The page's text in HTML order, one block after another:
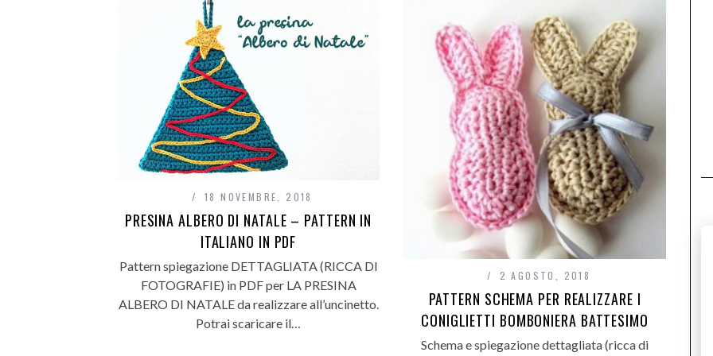
18 NOVEMBRE, 2018
PRESINA ALBERO DI NATALE – PATTERN IN
ITALIANO IN PDF
Pattern spiegazione DETTAGLIATA (RICCA DI
FOTOGRAFIE) in PDF per LA PRESINA
ALBERO DI NATALE da realizzare all’uncinetto.
Potrai scaricare il…
2 AGOSTO, 2018
PATTERN SCHEMA PER REALIZZARE I
CONIGLIETTI BOMBONIERA BATTESIMO
Schema e spiegazione dettagliata (ricca di